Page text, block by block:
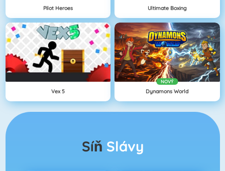
Pilot Heroes Ultimate Boxing
Vex 5
NOVÝ
Dynamons World
Síň Slávy